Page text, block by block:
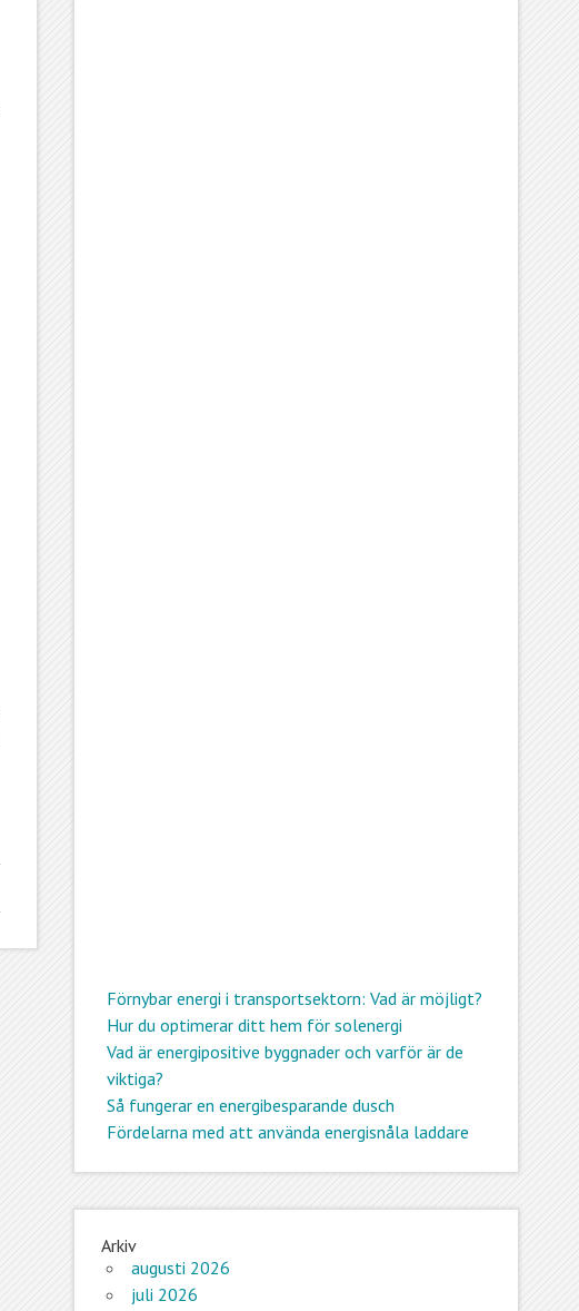
Förnybar energi i transportsektorn: Vad är möjligt?
Hur du optimerar ditt hem för solenergi
Vad är energipositive byggnader och varför är de
viktiga?
Så fungerar en energibesparande dusch
Fördelarna med att använda energisnåla laddare
Arkiv
augusti 2026
juli 2026